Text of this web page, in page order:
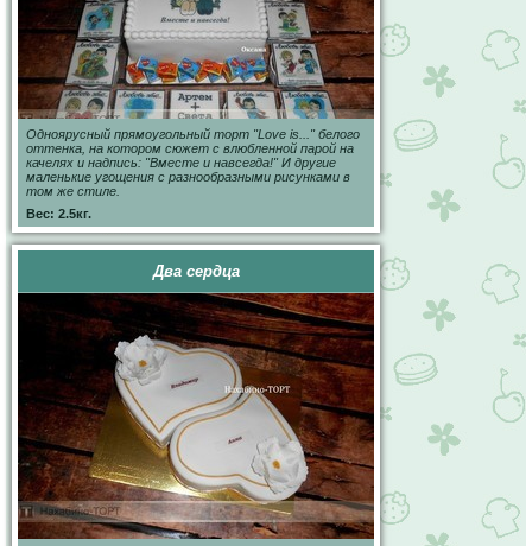
Одноярусный прямоугольный торт "Love is..." белого
оттенка, на котором сюжет с влюбленной парой на
качелях и надпись: "Вместе и навсегда!" И другие
маленькие угощения с разнообразными рисунками в
том же стиле.
Вес: 2.5кг.
Два сердца